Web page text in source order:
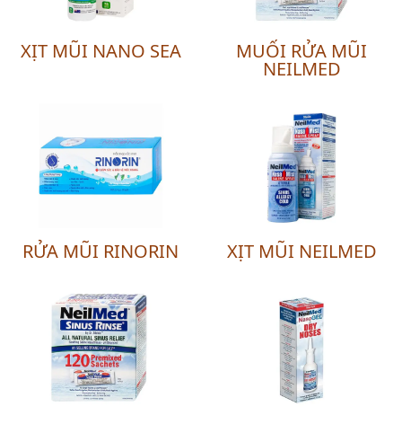
XỊT MŨI NANO SEA MUỐI RỬA MŨI
NEILMED
RỬA MŨI RINORIN XỊT MŨI NEILMED